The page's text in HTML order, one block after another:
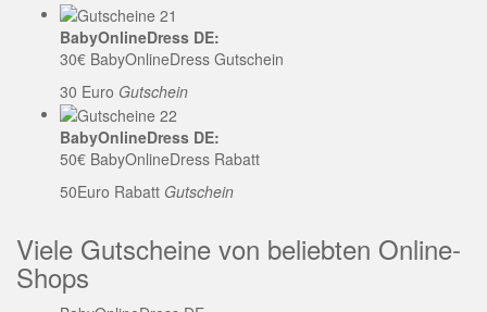
BabyOnlineDress DE:
30€ BabyOnlineDress Gutschein
30 Euro Gutschein
BabyOnlineDress DE:
50€ BabyOnlineDress Rabatt
50Euro Rabatt Gutschein
Viele Gutscheine von beliebten Online-
Shops